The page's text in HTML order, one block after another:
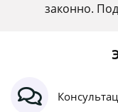
законно.